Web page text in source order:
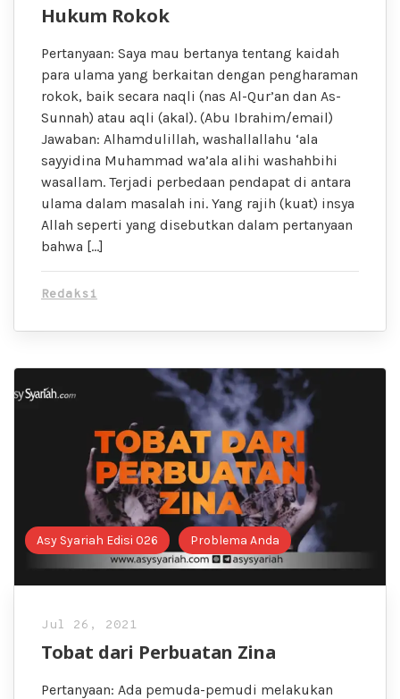
Hukum Rokok
Pertanyaan: Saya mau bertanya tentang kaidah
para ulama yang berkaitan dengan pengharaman
rokok, baik secara naqli (nas Al-Qur’an dan As-
Sunnah) atau aqli (akal). (Abu Ibrahim/email)
Jawaban: Alhamdulillah, washallallahu ‘ala
sayyidina Muhammad wa’ala alihi washahbihi
wasallam. Terjadi perbedaan pendapat di antara
ulama dalam masalah ini. Yang rajih (kuat) insya
Allah seperti yang disebutkan dalam pertanyaan
bahwa […]
Redaksi
Asy Syariah Edisi 026 Problema Anda
Jul 26, 2021
Tobat dari Perbuatan Zina
Pertanyaan: Ada pemuda-pemudi melakukan